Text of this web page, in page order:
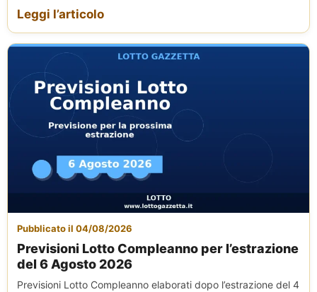
Leggi l’articolo
Pubblicato il 04/08/2026
Previsioni Lotto Compleanno per l’estrazione
del 6 Agosto 2026
Previsioni Lotto Compleanno elaborati dopo l’estrazione del 4